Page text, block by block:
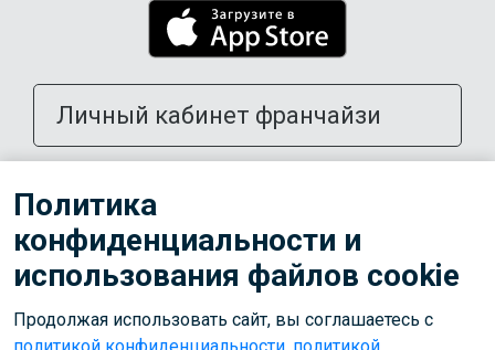
Личный кабинет франчайзи
Тренерам
© 2026 ООО «Лига»
Политика
конфиденциальности и
использования файлов cookie
Продолжая использовать сайт, вы соглашаетесь с